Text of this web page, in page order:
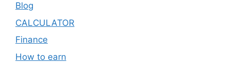
Blog
CALCULATOR
Finance
How to earn